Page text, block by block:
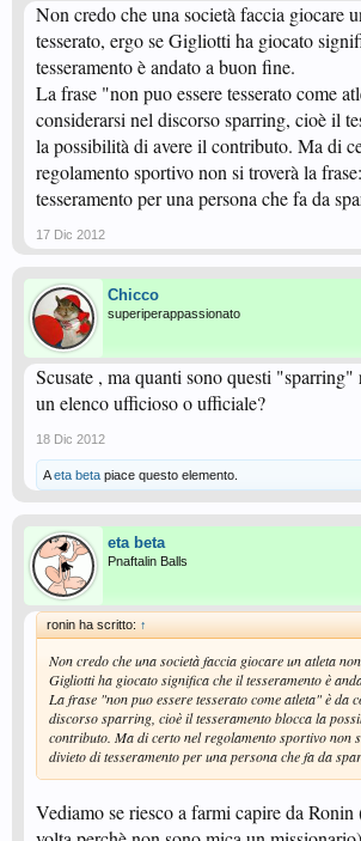
Non credo che una società faccia giocare
tesserato, ergo se Gigliotti ha giocato
tesseramento è andato a buon fine.
La frase "non puo essere tesserato come
considerarsi nel discorso sparring, cioè il
la possibilità di avere il contributo. Ma di
regolamento sportivo non si troverà la
tesseramento per una persona che fa da
17 Dic 2012
Chicco
superiperappassionato
Scusate , ma quanti sono questi
un elenco ufficioso o ufficiale?
18 Dic 2012
Aeta beta piace questo elemento.
eta beta
Pnaftalin Balls
ronin ha scritto: ↑
Non credo che una società faccia giocare un atleta
Gigliotti ha giocato significa che il tesseramento è
La frase "non puo essere tesserato come atleta" è da
discorso sparring, cioè il tesseramento blocca la
contributo. Ma di certo nel regolamento sportivo non
divieto di tesseramento per una persona che fa da
Vediamo se riesco a farmi capire da